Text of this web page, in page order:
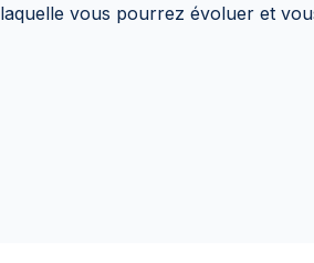
laquelle vous pourrez évoluer et